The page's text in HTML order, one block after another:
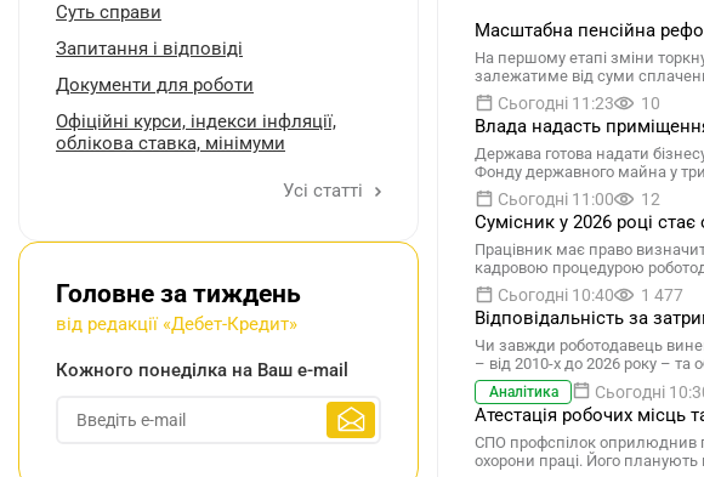
Масштабна пенсійна
На першому етапі зміни
залежатиме від суми
Сьогодні 11:23 10
Влада надасть
Держава готова надати
Фонду державного майна у
Сьогодні 11:00 12
Сумісник у 2026 році
Працівник має право
кадровою процедурою
Сьогодні 10:40 1 477
Відповідальність за
Чи завжди роботодавець
– від 2010-х до 2026 року – та
Аналітика Сьогодні
Атестація робочих місць
СПО профспілок оприлюднив
охорони праці. Його
Суть справи
Запитання і відповіді
Документи для роботи
Oфіційні курси, індекcи інфляції,
облікова ставка, мінімуми
Усі статті
Головне за тиждень
від редакції «Дебет-Кредит»
Кожного понеділка на Ваш e-mail